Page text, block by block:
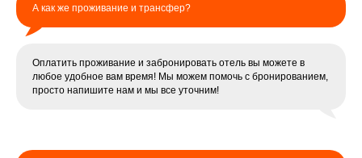
А как же проживание и трансфер?
Оплатить проживание и забронировать отель вы можете в
любое удобное вам время! Мы можем помочь с бронированием,
просто напишите нам и мы все уточним!